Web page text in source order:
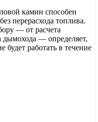
камин способен
перерасхода топлива.
— от расчета
— определяет,
будет работать в течение